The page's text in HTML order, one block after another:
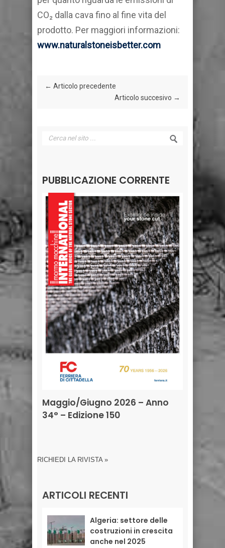
CO₂ dalla cava fino al fine vita del
prodotto. Per maggiori informazioni:
www.naturalstoneisbetter.com
← Articolo precedente
Articolo succesivo →
PUBBLICAZIONE CORRENTE
Maggio/Giugno 2026 – Anno
34° – Edizione 150
RICHIEDI LA RIVISTA »
ARTICOLI RECENTI
Algeria: settore delle
costruzioni in crescita
anche nel 2025